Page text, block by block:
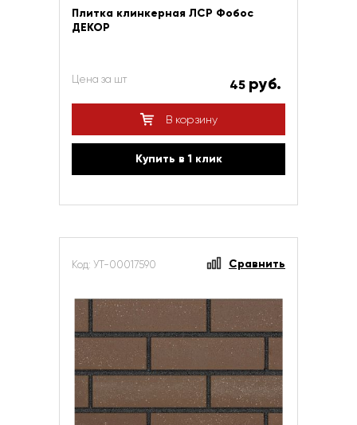
Плитка клинкерная ЛСР Фобос
ДЕКОР
Цена за шт 45 руб.
В корзину
Купить в 1 клик
Код: УТ-00017590 Сравнить